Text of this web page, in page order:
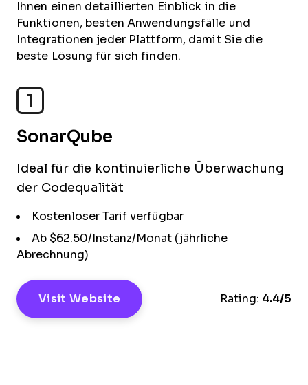
Ihnen einen detaillierten Einblick in die
Funktionen, besten Anwendungsfälle und
Integrationen jeder Plattform, damit Sie die
beste Lösung für sich finden.
1
SonarQube
Ideal für die kontinuierliche Überwachung
der Codequalität
Kostenloser Tarif verfügbar
Ab $62.50/Instanz/Monat (jährliche
Abrechnung)
Visit Website Rating: 4.4/5